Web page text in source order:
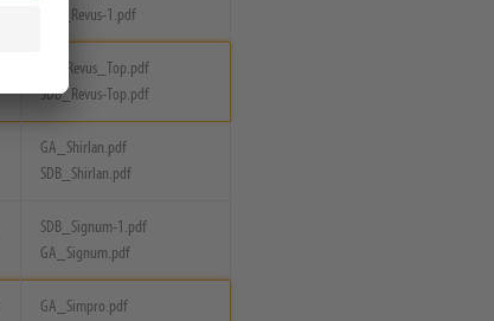
SDB_Revus-1.pdf
GA_Revus_Top.pdf
SDB_Revus-Top.pdf
GA_Shirlan.pdf
SDB_Shirlan.pdf
SDB_Signum-1.pdf
GA_Signum.pdf
GA_Simpro.pdf